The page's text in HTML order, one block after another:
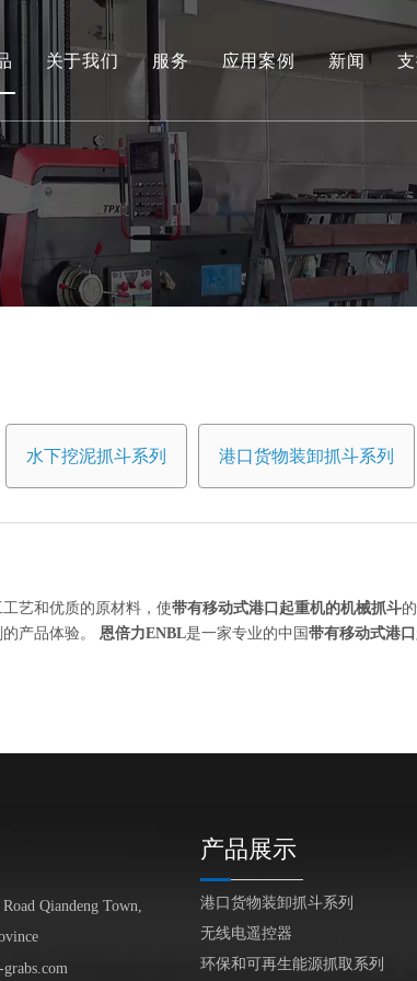
环保和可再生能源抓取系列
工程液压抓斗系列
环保料斗
水下挖泥抓斗系列
港口货物装卸抓斗系列
关于我们 服务 应用案例 新闻
水下挖泥抓斗系列 港口货物装卸抓斗系列
艺和优质的原材料，使带有移动式港口起重机的机械抓斗
产品体验。 恩倍力ENBL是一家专业的中国 带有移动式港
Qiandeng Town,
产品展示
港口货物装卸抓斗系列
无线电遥控器
环保和可再生能源抓取系列